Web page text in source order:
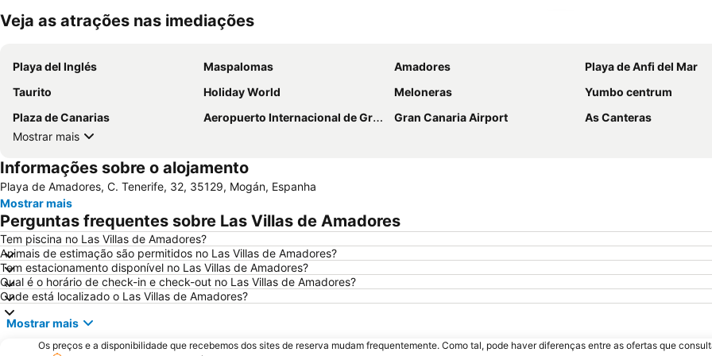
Veja as atrações nas imediações
Playa del Inglés Maspalomas Amadores
Playa de Anfi del Mar
Taurito
Holiday World Meloneras
Yumbo centrum
Plaza de Canarias
Aeropuerto Internacional de Gran Canaria Gran Canaria Airport
As Canteras
Mostrar mais
Informações sobre o alojamento
Playa de Amadores, C. Tenerife, 32, 35129, Mogán, Espanha
Mostrar mais
Perguntas frequentes sobre Las Villas de Amadores
Tem piscina no Las Villas de Amadores?
Animais de estimação são permitidos no Las Villas de Amadores?
Tem estacionamento disponível no Las Villas de Amadores?
Qual é o horário de check-in e check-out no Las Villas de Amadores?
Onde está localizado o Las Villas de Amadores?
Mostrar mais
Os preços e a disponibilidade que recebemos dos sites de reserva mudam frequentemente. Como tal, pode haver diferenças entre as ofertas que